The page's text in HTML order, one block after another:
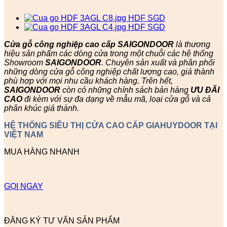
Cửa gỗ công nghiệp cao cấp SAIGONDOOR là thương
hiệu sản phẩm các dòng cửa trong một chuỗi các hệ thống
Showroom SAIGONDOOR. Chuyên sản xuất và phân phối
những dòng cửa gỗ công nghiệp chất lượng cao, giá thành
phù hợp với mọi nhu cầu khách hàng. Trên hết,
SAIGONDOOR còn có những chính sách bán hàng ƯU ĐÃI
CAOđi kèm với sự đa dạng về mẫu mã, loại cửa gỗ và cả
phân khúc giá thành.
HỆ THỐNG SIÊU THỊ CỬA CAO CẤP GIAHUYDOOR TẠI
VIỆT NAM
MUA HÀNG NHANH
GỌI NGAY
ĐĂNG KÝ TƯ VẤN SẢN PHẨM